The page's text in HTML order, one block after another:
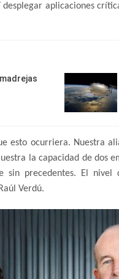
aplicaciones
esto ocurriera. Nuestra
la capacidad de dos
sin precedentes. El
Verdú.